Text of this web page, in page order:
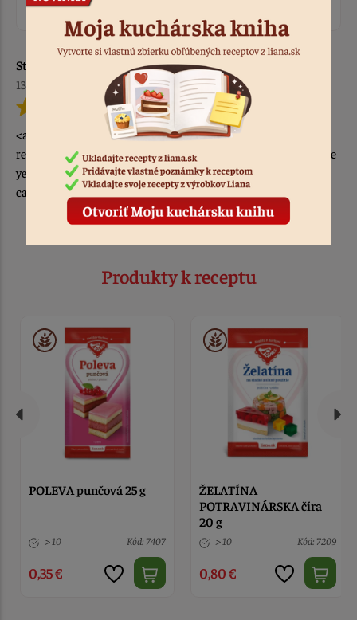
Prihlásiť sa
StXqqvQe
13.01.2024
<a href=https://levitrax.pics>carte levitra</a> I have been
researching and treating this disease for more than thirty five
years, a period in which the public s awareness of breast
cancer has risen enormously
Produkty k receptu
POLEVA punčová 25 g
> 10 Kód: 7407
0,35 €
ŽELATÍNA
POTRAVINÁRSKA číra
20 g
> 10 Kód: 7209
0,80 €